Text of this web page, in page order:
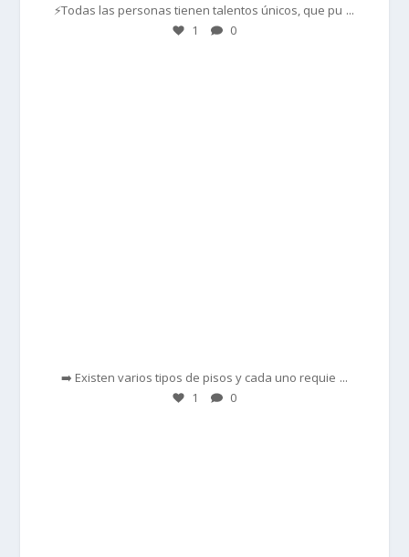
⚡Todas las personas tienen talentos únicos, que pu ...
1 0
➡️ Existen varios tipos de pisos y cada uno requie ...
1 0